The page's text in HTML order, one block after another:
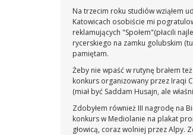
Na trzecim roku studiów wziąłem
Katowicach osobiście mi
reklamujących "Społem"(płacili
rycerskiego na zamku golubskim
pamiętam.
Żeby nie wpaść w rutynę brałem
konkurs organizowany przez Iraqi
(miał być Saddam Husajn, ale
Zdobyłem również III nagrodę na
konkurs w Mediolanie na plakat
głowicą, coraz wolniej przez Alpy.